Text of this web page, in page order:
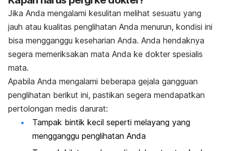
Jika Anda mengalami kesulitan melihat sesuatu yang
jauh atau kualitas penglihatan Anda menurun, kondisi ini
bisa mengganggu keseharian Anda. Anda hendaknya
segera memeriksakan mata Anda ke dokter spesialis
mata.
Apabila Anda mengalami beberapa gejala gangguan
penglihatan berikut ini, pastikan segera mendapatkan
pertolongan medis darurat:
Tampak bintik kecil seperti melayang yang
mengganggu penglihatan Anda